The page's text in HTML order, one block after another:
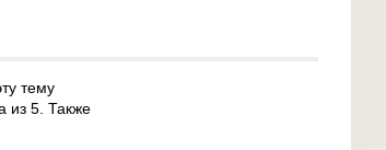
тему
из 5. Также